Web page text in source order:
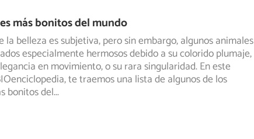
más bonitos del mundo
la belleza es subjetiva, pero sin embargo, algunos animales
especialmente hermosos debido a su colorido plumaje,
en movimiento, o su rara singularidad. En este
te traemos una lista de algunos de los
bonitos del...